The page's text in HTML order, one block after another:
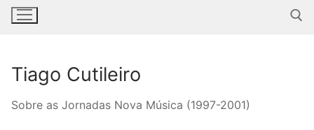
Tiago Cutileiro
Sobre as Jornadas Nova Música (1997-2001)